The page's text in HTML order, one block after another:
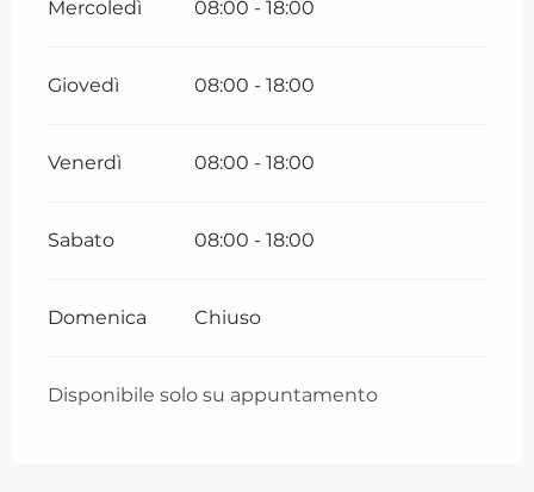
Mercoledì 08:00 - 18:00
Giovedì 08:00 - 18:00
Venerdì 08:00 - 18:00
Sabato 08:00 - 18:00
Domenica Chiuso
Disponibile solo su appuntamento